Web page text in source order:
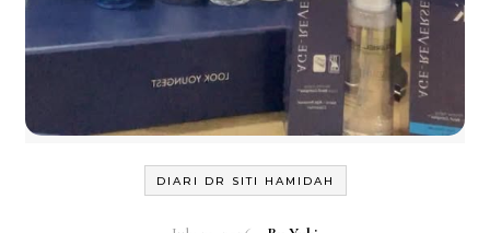
DIARI DR SITI HAMIDAH